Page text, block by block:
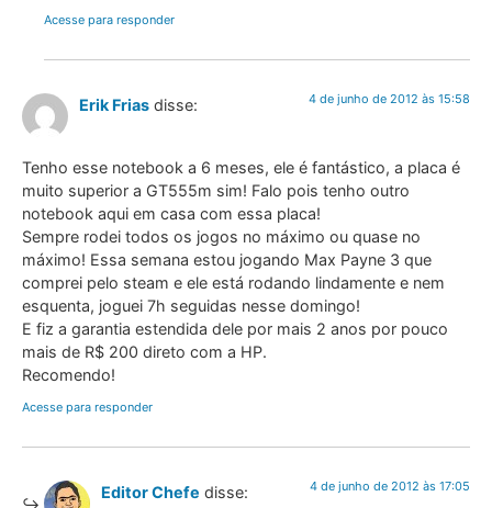
Acesse para responder
Erik Frias disse: 4 de junho de 2012 às 15:58
Tenho esse notebook a 6 meses, ele é fantástico, a placa é
muito superior a GT555m sim! Falo pois tenho outro
notebook aqui em casa com essa placa!
Sempre rodei todos os jogos no máximo ou quase no
máximo! Essa semana estou jogando Max Payne 3 que
comprei pelo steam e ele está rodando lindamente e nem
esquenta, joguei 7h seguidas nesse domingo!
E fiz a garantia estendida dele por mais 2 anos por pouco
mais de R$ 200 direto com a HP.
Recomendo!
Acesse para responder
Editor Chefe disse: 4 de junho de 2012 às 17:05